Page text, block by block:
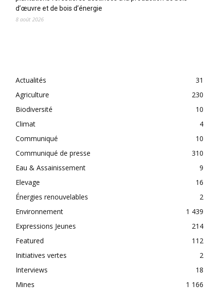
d’œuvre et de bois d’énergie
8 août 2026
Actualités
31
Agriculture
230
Biodiversité
10
Climat
4
Communiqué
10
Communiqué de presse
310
Eau & Assainissement
9
Elevage
16
Énergies renouvelables
2
Environnement
1 439
Expressions Jeunes
214
Featured
112
Initiatives vertes
2
Interviews
18
Mines
1 166